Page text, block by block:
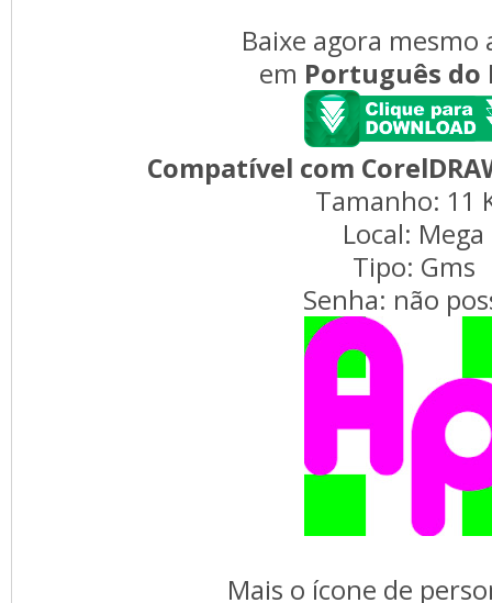
Baixe agora mesmo
em Português do
Compatível com
Tamanho: 11
Local: Mega
Tipo: Gms
Senha: não
Mais o ícone de